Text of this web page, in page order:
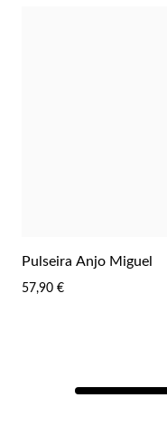
Pulseira Anjo Miguel
57,90 €